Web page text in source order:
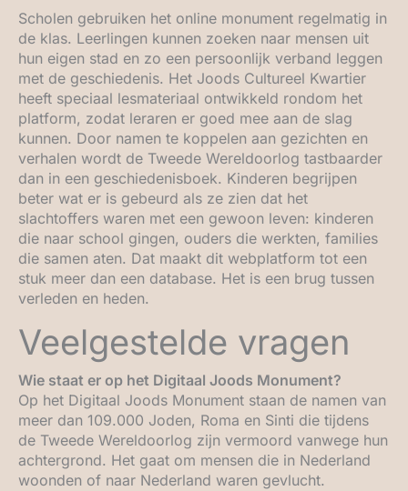
Scholen gebruiken het online monument regelmatig in
de klas. Leerlingen kunnen zoeken naar mensen uit
hun eigen stad en zo een persoonlijk verband leggen
met de geschiedenis. Het Joods Cultureel Kwartier
heeft speciaal lesmateriaal ontwikkeld rondom het
platform, zodat leraren er goed mee aan de slag
kunnen. Door namen te koppelen aan gezichten en
verhalen wordt de Tweede Wereldoorlog tastbaarder
dan in een geschiedenisboek. Kinderen begrijpen
beter wat er is gebeurd als ze zien dat het
slachtoffers waren met een gewoon leven: kinderen
die naar school gingen, ouders die werkten, families
die samen aten. Dat maakt dit webplatform tot een
stuk meer dan een database. Het is een brug tussen
verleden en heden.
Veelgestelde vragen
Wie staat er op het Digitaal Joods Monument?
Op het Digitaal Joods Monument staan de namen van
meer dan 109.000 Joden, Roma en Sinti die tijdens
de Tweede Wereldoorlog zijn vermoord vanwege hun
achtergrond. Het gaat om mensen die in Nederland
woonden of naar Nederland waren gevlucht.